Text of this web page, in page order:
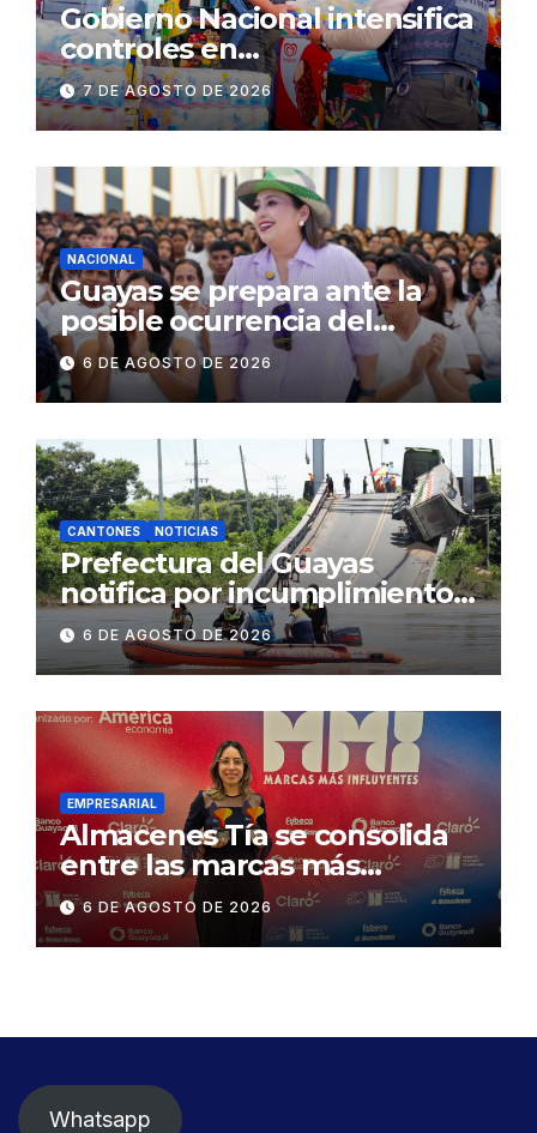
Gobierno Nacional intensifica
controles en
establecimientos y espacios
públicos de Pichincha: 684
operativos en zonas
comerciales y de
concurrencia
7 DE AGOSTO DE 2026
NACIONAL
Guayas se prepara ante la
posible ocurrencia del
fenómeno de El Niño:
Gobierno Nacional capacita a
2.500 jóvenes
6 DE AGOSTO DE 2026
CANTONES NOTICIAS
Prefectura del Guayas
notifica por incumplimiento
contractual a la
Concesionaria CONORTE y
exige celeridad en
desmontaje del puente
Gonzalo Icaza Cornejo, en
Daule
6 DE AGOSTO DE 2026
EMPRESARIAL
Almacenes Tía se consolida
entre las marcas más
influyentes del Ecuador
6 DE AGOSTO DE 2026
Whatsapp